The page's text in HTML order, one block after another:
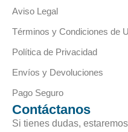
Aviso Legal
Términos y Condiciones de
Política de Privacidad
Envíos y Devoluciones
Pago Seguro
Contáctanos
Si tienes dudas,